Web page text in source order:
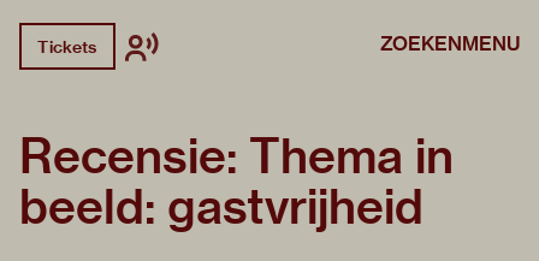
Tickets ZOEKENMENU
Recensie: Thema in
beeld: gastvrijheid